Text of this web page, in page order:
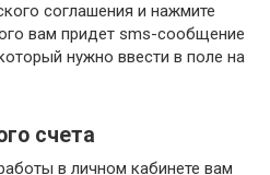
соглашения и нажмите
вам придет sms-сообщение
нужно ввести в поле на
счета
в личном кабинете вам